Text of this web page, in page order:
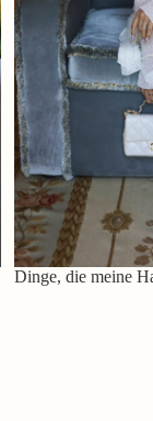
Dinge, die meine